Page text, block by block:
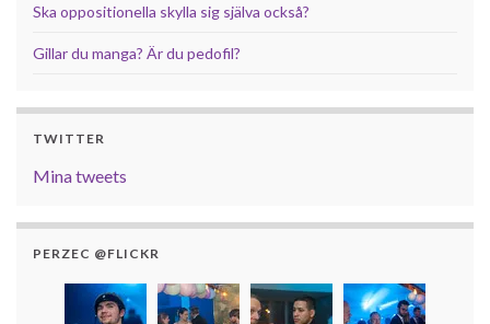
Ska oppositionella skylla sig själva också?
Gillar du manga? Är du pedofil?
TWITTER
Mina tweets
PERZEC @FLICKR